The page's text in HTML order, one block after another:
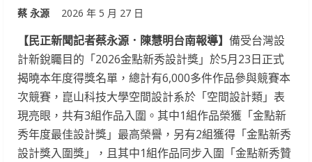
蔡 永源 2026 年 5 月 27 日
【民正新聞記者蔡永源．陳慧明台南報導】 備受台灣設
計新銳矚目的「2026金點新秀設計獎」於5月23日正式
揭曉本年度得獎名單，總計有6,000多件作品參與競賽本
次競賽，崑山科技大學空間設計系於「空間設計類」表
現亮眼，共有3組作品入圍。其中1組作品榮獲「金點新
秀年度最佳設計獎」最高榮譽，另有2組獲得「金點新秀
設計獎入圍獎」，且其中1組作品同步入圍「金點新秀贊